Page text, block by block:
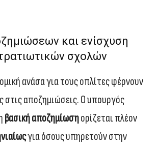
και ενίσχυση
σχολών
ανάσα για τους οπλίτες φέρνουν
στις αποζημιώσεις. Ο υπουργός
βασική αποζημίωσηορίζεται πλέον
για όσους υπηρετούν στην